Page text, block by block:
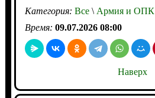
Категория: Все\Армия и ОПК
Время: 09.07.2026 08:00
Наверх